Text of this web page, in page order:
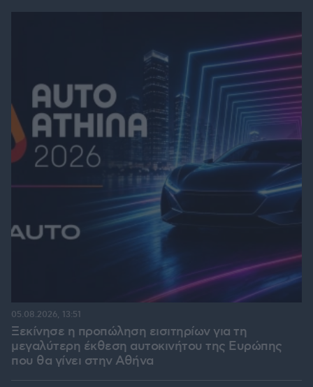
Ξεκίνησε η προπώληση εισιτηρίων για τη
μεγαλύτερη έκθεση αυτοκινήτου της Ευρώπης
που θα γίνει στην Αθήνα
05.08.2026, 13:51